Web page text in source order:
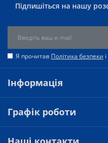
Підпишіться на нашу
Я прочитав Політика безпеки
Інформація
Графік роботи